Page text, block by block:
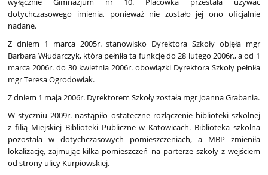
dotychczasowego imienia, ponieważ nie zostało jej ono oficjalnie
nadane.
Z dniem 1 marca 2005r. stanowisko Dyrektora Szkoły objęła mgr
Barbara Włudarczyk, która pełniła ta funkcję do 28 lutego 2006r., a od 1
marca 2006r. do 30 kwietnia 2006r. obowiązki Dyrektora Szkoły pełniła
mgr Teresa Ogrodowiak.
Z dniem 1 maja 2006r. Dyrektorem Szkoły została mgr Joanna Grabania.
W styczniu 2009r. nastąpiło ostateczne rozłączenie biblioteki szkolnej
z filią Miejskiej Biblioteki Publiczne w Katowicach. Biblioteka szkolna
pozostała w dotychczasowych pomieszczeniach, a MBP zmieniła
lokalizację, zajmując kilka pomieszczeń na parterze szkoły z wejściem
od strony ulicy Kurpiowskiej.